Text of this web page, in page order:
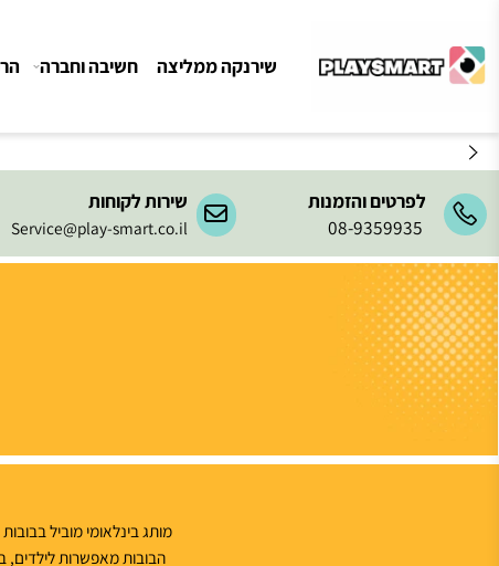
לפרטים והזמנות
08-9359935
שירות לקוחות
Service@play-smart.co.il
שירנקה ממליצה חשיבה וחברה הרכבה
מותג בינלאומי מוביל בבובות